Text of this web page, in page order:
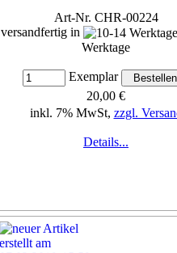
Art-Nr. CHR-00224
versandfertig in
Werktage
Exemplar
20,00 €
inkl. 7% MwSt, zzgl.
Details...